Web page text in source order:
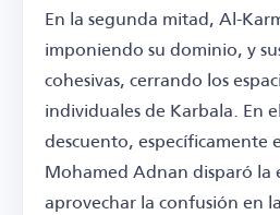
En la segunda mitad, Al-
imponiendo su dominio, y
cohesivas, cerrando los
individuales de Karbala. En
descuento, específicamente
Mohamed Adnan disparó la
aprovechar la confusión en